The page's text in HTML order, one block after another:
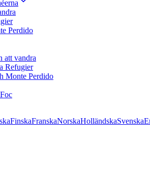
Perdido
att vandra
Refugier
Monte Perdido
FinskaFranskaNorskaHolländskaSvenska